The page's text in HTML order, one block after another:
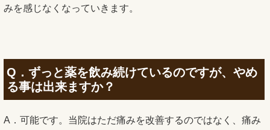
みを感じなくなっていきます。
Q．ずっと薬を飲み続けているのですが、やめ
る事は出来ますか？
A．可能です。当院はただ痛みを改善するのではなく、痛み